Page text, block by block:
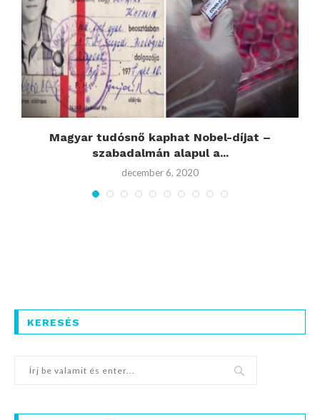
Magyar tudósnő kaphat Nobel-díjat –
szabadalmán alapul a...
december 6, 2020
KERESÉS